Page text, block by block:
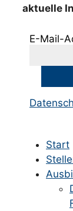
aktuelle
E-Mail-
Start